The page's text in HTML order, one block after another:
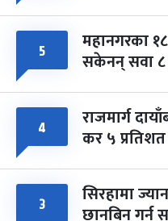
५ महानगरका
सकेनन् सवा ८
४ राजमार्ग
कर ५
३ सिरहामा
छानबिन गर्न